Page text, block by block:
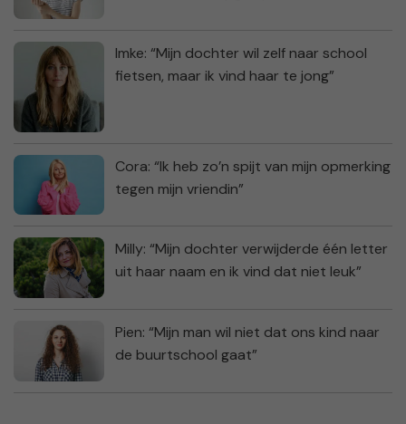
Imke: “Mijn dochter wil zelf naar school
fietsen, maar ik vind haar te jong”
Cora: “Ik heb zo’n spijt van mijn opmerking
tegen mijn vriendin”
Milly: “Mijn dochter verwijderde één letter
uit haar naam en ik vind dat niet leuk”
Pien: “Mijn man wil niet dat ons kind naar
de buurtschool gaat”